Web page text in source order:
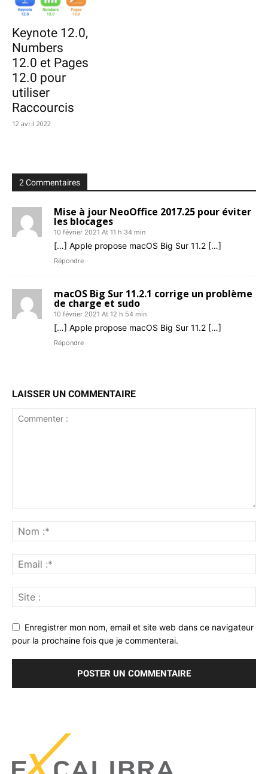
Keynote 12.0,
Numbers
12.0 et Pages
12.0 pour
utiliser
Raccourcis
12 avril 2022
2 Commentaires
Mise à jour NeoOffice 2017.25 pour éviter
les blocages
10 février 2021 At 11 h 34 min
[…] Apple pro­pose macOS Big Sur 11.2 […]
Répondre
macOS Big Sur 11.2.1 corrige un problème
de charge et sudo
10 février 2021 At 12 h 54 min
[…] Apple pro­pose macOS Big Sur 11.2 […]
Répondre
LAISSER UN COMMENTAIRE
Enregistrer mon nom, email et site web dans ce navigateur
pour la prochaine fois que je commenterai.